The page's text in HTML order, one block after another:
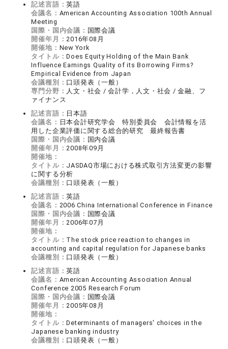
記述言語：英語
会議名： American Accounting Association 100th Annual
Meeting
国際・国内会議： 国際会議
開催年月：2016年08月
開催地： New York
タイトル：Does Equity Holding of the Main Bank
Influence Earnings Quality of its Borrowing Firms?
Empirical Evidence from Japan
会議種別： 口頭発表（一般）
専門分野： 人文・社会 / 会計学，人文・社会 / 金融、フ
ァイナンス
記述言語： 日本語
会議名： 日本会計研究学会 特別委員会 会計情報を活
用した企業評価に関する総合的研究 最終報告書
国際・国内会議： 国内会議
開催年月：2008年09月
開催地：
タイトル： JASDAQ市場における株式取引方法変更の影響
に関する分析
会議種別： 口頭発表（一般）
記述言語：英語
会議名： 2006 China International Conference in Finance
国際・国内会議： 国際会議
開催年月：2006年07月
開催地：
タイトル： The stock price reaction to changes in
accounting and capital regulation for Japanese banks
会議種別： 口頭発表（一般）
記述言語：英語
会議名： American Accounting Association Annual
Conference 2005 Research Forum
国際・国内会議： 国際会議
開催年月：2005年08月
開催地：
タイトル：Determinants of managers' choices in the
Japanese banking industry
会議種別： 口頭発表（一般）